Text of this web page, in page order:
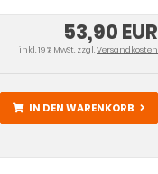
53,90 EUR
inkl. 19 % MwSt. zzgl.Versandkosten
IN DEN WARENKORB